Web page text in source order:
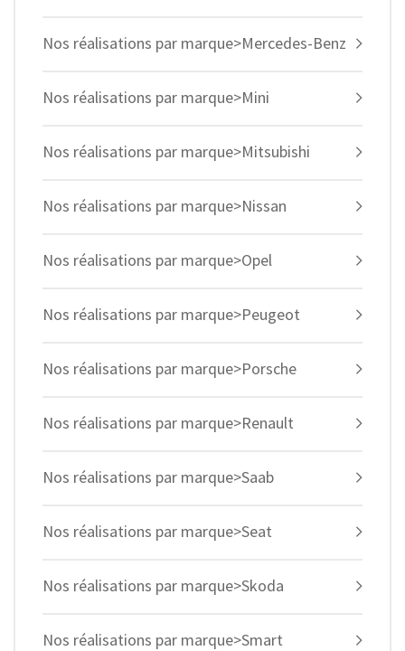
Nos réalisations par marque>Mercedes-Benz
Nos réalisations par marque>Mini
Nos réalisations par marque>Mitsubishi
Nos réalisations par marque>Nissan
Nos réalisations par marque>Opel
Nos réalisations par marque>Peugeot
Nos réalisations par marque>Porsche
Nos réalisations par marque>Renault
Nos réalisations par marque>Saab
Nos réalisations par marque>Seat
Nos réalisations par marque>Skoda
Nos réalisations par marque>Smart